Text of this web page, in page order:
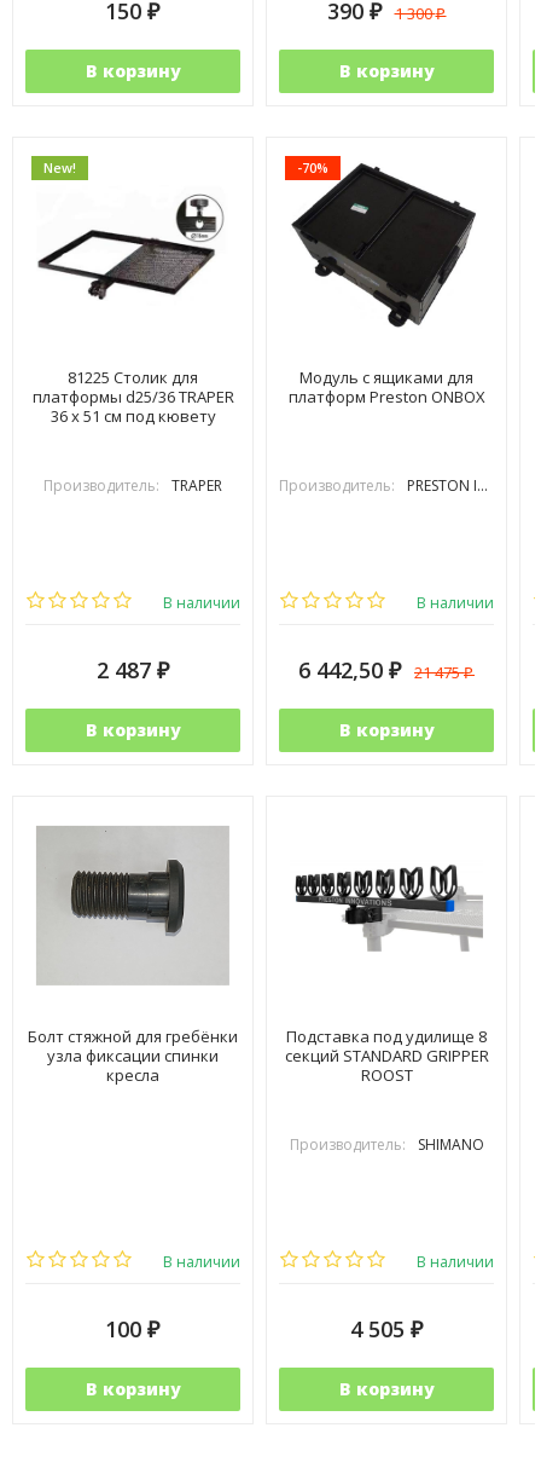
150 ₽
В корзину
390 ₽ 1 300₽
В корзину
New!
81225 Столик для
платформы d25/36 TRAPER
36 х 51 см под кювету
Производитель: TRAPER
В наличии
2 487 ₽
В корзину
-70%
Модуль с ящиками для
платформ Preston ONBOX
Производитель: PRESTON INOVATIONS
В наличии
6 442,50 ₽ 21 475₽
В корзину
Болт стяжной для гребёнки
узла фиксации спинки
кресла
В наличии
100 ₽
В корзину
Подставка под удилище 8
секций STANDARD GRIPPER
ROOST
Производитель: SHIMANO
В наличии
4 505 ₽
В корзину